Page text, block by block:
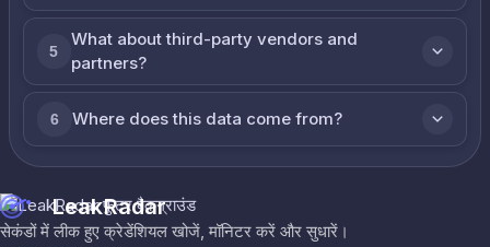
5
What about third-party vendors and
partners?
6 Where does this data come from?
LeakRadar
सेकंडों में लीक हुए क्रेडेंशियल खोजें, मॉनिटर करें और सुधारें।